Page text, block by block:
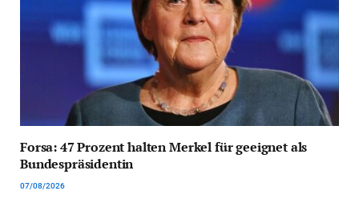
Forsa: 47 Prozent halten Merkel für geeignet als
Bundespräsidentin
07/08/2026